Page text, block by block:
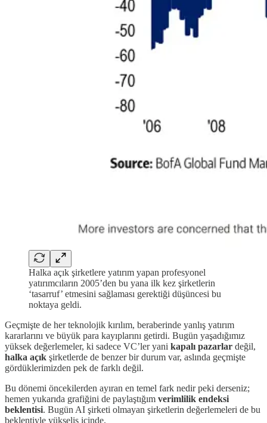
Halka açık şirketlere yatırım yapan profesyonel
yatırımcıların 2005’den bu yana ilk kez şirketlerin
‘tasarruf’ etmesini sağlaması gerektiği düşüncesi bu
noktaya geldi.
Geçmişte de her teknolojik kırılım, beraberinde yanlış yatırım
kararlarını ve büyük para kayıplarını getirdi. Bugün yaşadığımız
yüksek değerlemeler, ki sadece VC’ler yani kapalı pazarlar değil,
halka açık şirketlerde de benzer bir durum var, aslında geçmişte
gördüklerimizden pek de farklı değil.
Bu dönemi öncekilerden ayıran en temel fark nedir peki derseniz;
hemen yukarıda grafiğini de paylaştığım verimlilik endeksi
beklentisi. Bugün AI şirketi olmayan şirketlerin değerlemeleri de bu
beklentiyle yükseliş içinde.